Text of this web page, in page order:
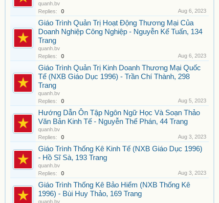
quanh.bv
Replies:
0 Aug 6, 2023
Giáo Trình Quản Trị Hoạt Động Thương Mại Của
Doanh Nghiệp Công Nghiệp - Nguyễn Kế Tuấn, 134
Trang
quanh.bv
Replies:
0 Aug 6, 2023
Giáo Trình Quản Trị Kinh Doanh Thương Mại Quốc
Tế (NXB Giáo Dục 1996) - Trần Chí Thành, 298
Trang
quanh.bv
Replies:
0 Aug 5, 2023
Hướng Dẫn Ôn Tập Ngôn Ngữ Học Và Soạn Thảo
Văn Bản Kinh Tế - Nguyễn Thế Phán, 44 Trang
quanh.bv
Replies:
0 Aug 3, 2023
Giáo Trình Thống Kê Kinh Tế (NXB Giáo Dục 1996)
- Hồ Sĩ Sà, 193 Trang
quanh.bv
Replies:
0 Aug 3, 2023
Giáo Trình Thống Kê Bảo Hiểm (NXB Thống Kê
1996) - Bùi Huy Thảo, 169 Trang
quanh.bv